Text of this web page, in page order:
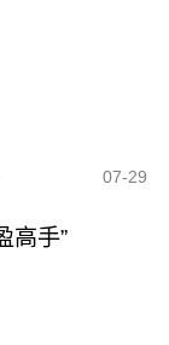
07-29
高手”